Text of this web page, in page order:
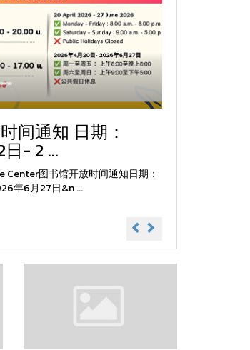
间通知 日期：
- 2 ...
Center图书馆开放时间通知日期：
年6月27日&n ...